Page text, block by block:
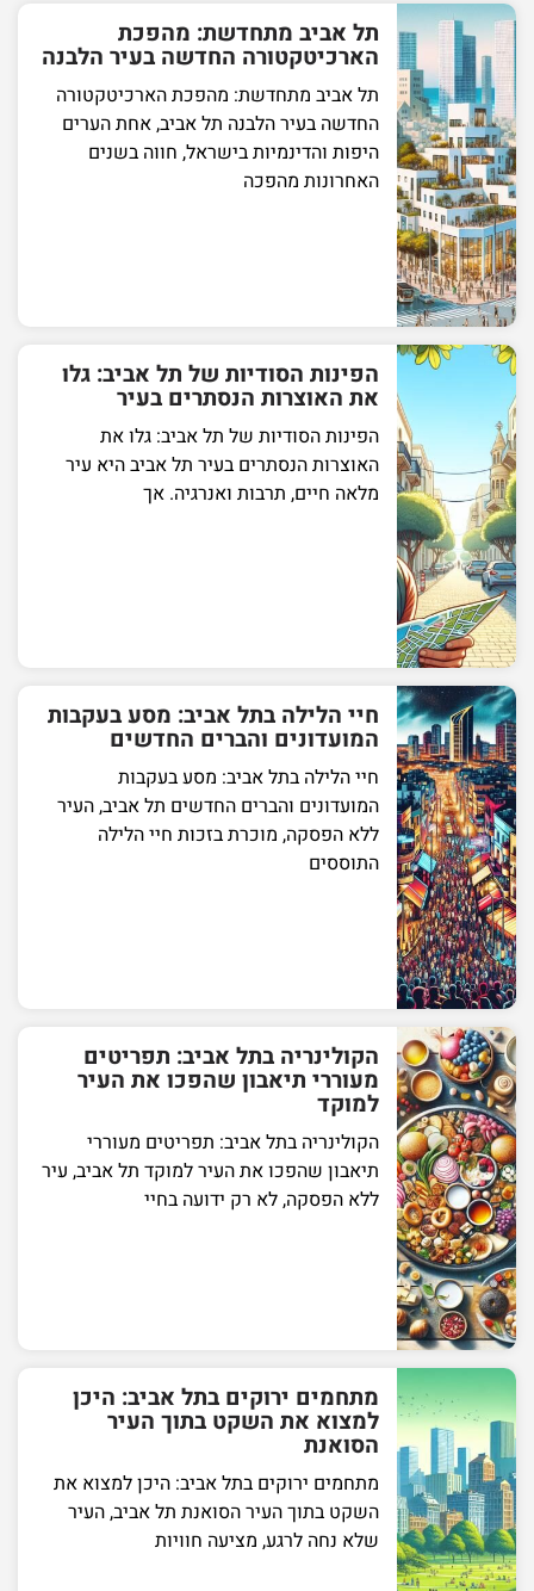
תל אביב מתחדשת: מהפכת
הארכיטקטורה החדשה בעיר הלבנה
תל אביב מתחדשת: מהפכת הארכיטקטורה
החדשה בעיר הלבנה תל אביב, אחת הערים
היפות והדינמיות בישראל, חווה בשנים
האחרונות מהפכה
הפינות הסודיות של תל אביב: גלו
את האוצרות הנסתרים בעיר
הפינות הסודיות של תל אביב: גלו את
האוצרות הנסתרים בעיר תל אביב היא עיר
מלאה חיים, תרבות ואנרגיה. אך
חיי הלילה בתל אביב: מסע בעקבות
המועדונים והברים החדשים
חיי הלילה בתל אביב: מסע בעקבות
המועדונים והברים החדשים תל אביב, העיר
ללא הפסקה, מוכרת בזכות חיי הלילה
התוססים
הקולינריה בתל אביב: תפריטים
מעוררי תיאבון שהפכו את העיר
למוקד
הקולינריה בתל אביב: תפריטים מעוררי
תיאבון שהפכו את העיר למוקד תל אביב, עיר
ללא הפסקה, לא רק ידועה בחיי
מתחמים ירוקים בתל אביב: היכן
למצוא את השקט בתוך העיר
הסואנת
מתחמים ירוקים בתל אביב: היכן למצוא את
השקט בתוך העיר הסואנת תל אביב, העיר
שלא נחה לרגע, מציעה חוויות